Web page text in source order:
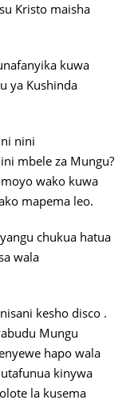
Kristo maisha
kuwa
ya Kushinda
nini
mbele za Mungu?
wako kuwa
mapema leo.
chukua hatua
wala
kesho disco .
Mungu
hapo wala
kinywa
la kusema